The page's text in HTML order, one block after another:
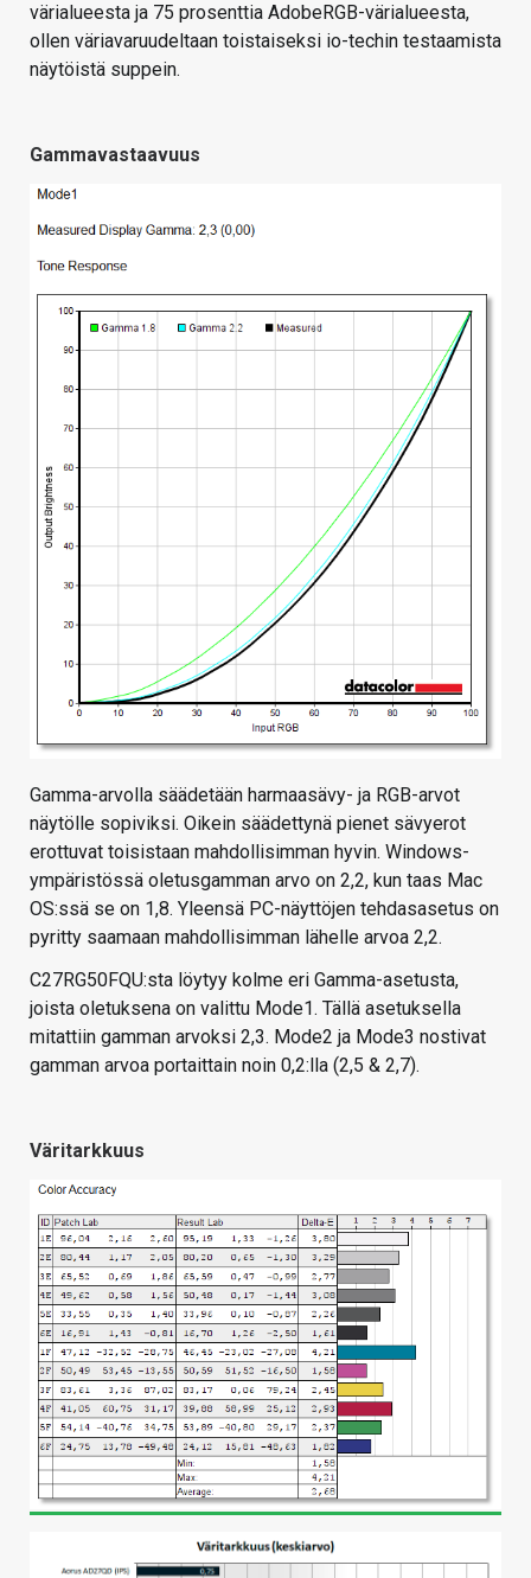
värialueesta ja 75 prosenttia AdobeRGB-värialueesta,
ollen väriavaruudeltaan toistaiseksi io-techin testaamista
näytöistä suppein.
Gammavastaavuus
Gamma-arvolla säädetään harmaasävy- ja RGB-arvot
näytölle sopiviksi. Oikein säädettynä pienet sävyerot
erottuvat toisistaan mahdollisimman hyvin. Windows-
ympäristössä oletusgamman arvo on 2,2, kun taas Mac
OS:ssä se on 1,8. Yleensä PC-näyttöjen tehdasasetus on
pyritty saamaan mahdollisimman lähelle arvoa 2,2.
C27RG50FQU:sta löytyy kolme eri Gamma-asetusta,
joista oletuksena on valittu Mode1. Tällä asetuksella
mitattiin gamman arvoksi 2,3. Mode2 ja Mode3 nostivat
gamman arvoa portaittain noin 0,2:lla (2,5 & 2,7).
Väritarkkuus